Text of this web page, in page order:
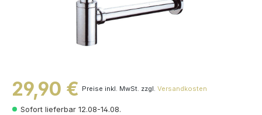
29,90 € Preise inkl. MwSt. zzgl. Versandkosten
Sofort lieferbar 12.08-14.08.